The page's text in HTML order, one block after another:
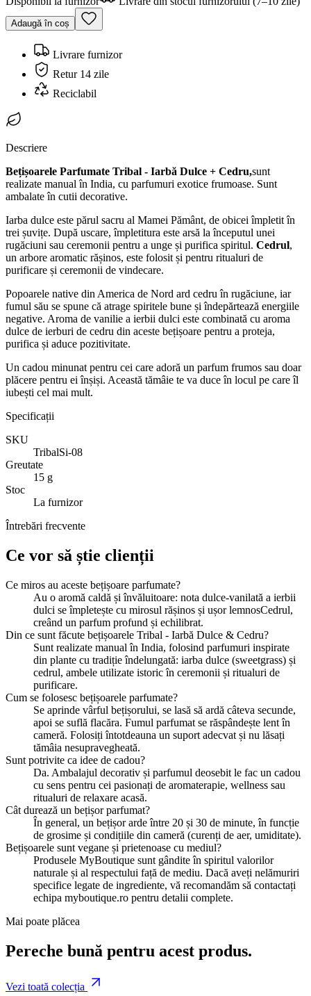
Adaugă în coș
Livrare furnizor
Retur 14 zile
Reciclabil
Descriere
Bețișoarele Parfumate Tribal - Iarbă Dulce + Cedru,sunt
realizate manual în India, cu parfumuri exotice frumoase. Sunt
ambalate în cutii decorative.
Iarba dulce este părul sacru al Mamei Pământ, de obicei împletit în
trei șuvițe. După uscare, împletitura este arsă la începutul unei
rugăciuni sau ceremonii pentru a unge și purifica spiritul. Cedrul,
un arbore aromatic rășinos, este folosit și pentru ritualuri de
purificare și ceremonii de vindecare.
Popoarele native din America de Nord ard cedru în rugăciune, iar
fumul său se spune că atrage spiritele bune și îndepărtează energiile
negative. Aroma de vanilie a ierbii dulci este combinată cu aroma
dulce de ierburi de cedru din aceste bețișoare pentru a proteja,
purifica și aduce pozitivitate.
Un cadou minunat pentru cei care adoră un parfum frumos sau doar
plăcere pentru ei înșiși. Această tămâie te va duce în locul pe care îl
iubești cel mai mult.
Specificații
SKU
TribalSi-08
Greutate
15 g
Stoc
La furnizor
Întrebări frecvente
Ce vor să știe clienții
Ce miros au aceste bețișoare parfumate?
Au o aromă caldă și învăluitoare: nota dulce-vanilată a ierbii
dulci se împletește cu mirosul rășinos și ușor lemnosCedrul,
creând un parfum profund și echilibrat.
Din ce sunt făcute bețișoarele Tribal - Iarbă Dulce & Cedru?
Sunt realizate manual în India, folosind parfumuri inspirate
din plante cu tradiție îndelungată: iarba dulce (sweetgrass) și
cedrul, ambele utilizate istoric în ceremonii și ritualuri de
purificare.
Cum se folosesc bețișoarele parfumate?
Se aprinde vârful bețișorului, se lasă să ardă câteva secunde,
apoi se suflă flacăra. Fumul parfumat se răspândește lent în
cameră. Folosiți întotdeauna un suport adecvat și nu lăsați
tămâia nesupravegheată.
Sunt potrivite ca idee de cadou?
Da. Ambalajul decorativ și parfumul deosebit le fac un cadou
cu sens pentru cei pasionați de aromaterapie, wellness sau
ritualuri de relaxare acasă.
Cât durează un bețișor parfumat?
În general, un bețișor arde între 20 și 30 de minute, în funcție
de grosime și condițiile din cameră (curenți de aer, umiditate).
Bețișoarele sunt vegane și prietenoase cu mediul?
Produsele MyBoutique sunt gândite în spiritul valorilor
naturale și al respectului față de mediu. Dacă aveți nelămuriri
specifice legate de ingrediente, vă recomandăm să contactați
echipa myboutique.ro pentru detalii complete.
Mai poate plăcea
Pereche bună pentru acest produs.
Vezi toată colecția